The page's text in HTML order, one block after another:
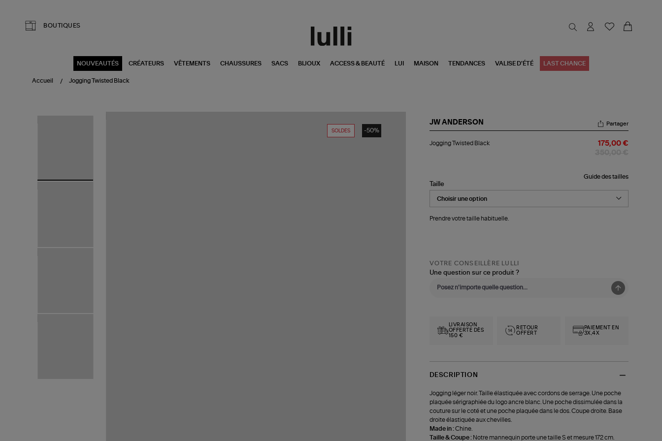
BOUTIQUES
NOUVEAUTÉS CRÉATEURS VÊTEMENTS CHAUSSURES SACS BIJOUX ACCESS & BEAUTÉ LUI MAISON TENDANCES VALISE D'ÉTÉ LAST CHANCE
Accueil Jogging Twisted Black
SOLDES -50%
JW ANDERSON
Twisted
Partager
Jogging Twisted Black 175,00 €
Guide des tailles
Taille
Prendre votre taille habituelle.
VOTRE CONSEILLÈRE LULLI
Une question sur ce produit ?
LIVRAISON
OFFERTE DÈS
150 €
RETOUR
OFFERT
PAIEMENT EN
3X,4X
DESCRIPTION
Jogging léger noir. Taille élastiquée avec cordons de serrage. Une poche
plaquée sérigraphiée du logo ancre blanc. Une poche dissimulée dans la
couture sur le coté et une poche plaquée dans le dos. Coupe droite. Base
droite élastiquée aux chevilles.
Made in :Chine.
Taille & Coupe : Notre mannequin porte une taille S et mesure 172 cm.